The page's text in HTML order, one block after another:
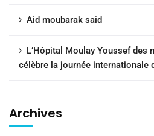
Aid moubarak said
L’Hôpital Moulay Youssef des
célèbre la journée internationale
Archives